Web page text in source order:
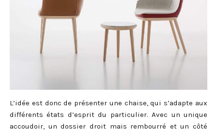
L’idée est donc de présenter une chaise, qui s’adapte aux
différents états d’esprit du particulier. Avec un unique
accoudoir, un dossier droit mais rembourré et un côté